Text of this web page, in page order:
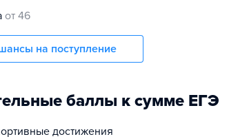
от 46
на поступление
баллы к сумме ЕГЭ
достижения